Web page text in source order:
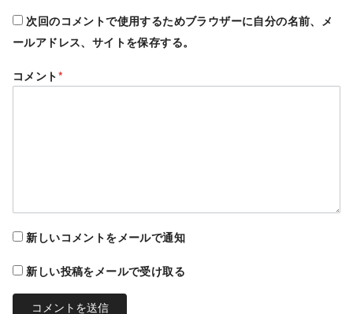
次回のコメントで使用するためブラウザーに自分の名前、メ
ールアドレス、サイトを保存する。
コメント*
新しいコメントをメールで通知
新しい投稿をメールで受け取る